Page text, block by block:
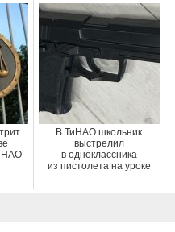
В ТиНАО школьник
выстрелил
в одноклассника
из пистолета на уроке